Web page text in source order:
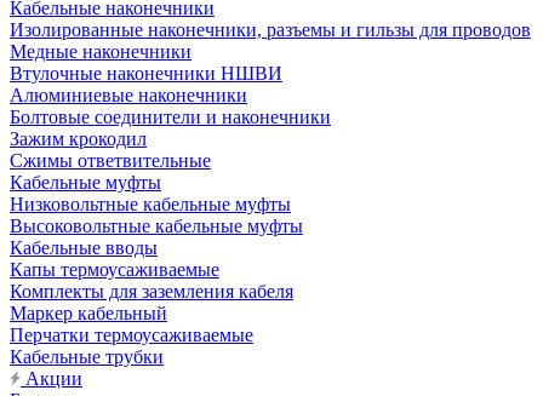
Кабельные наконечники
Изолированные наконечники, разъемы и гильзы для проводов
Медные наконечники
Втулочные наконечники НШВИ
Алюминиевые наконечники
Болтовые соединители и наконечники
Зажим крокодил
Сжимы ответвительные
Кабельные муфты
Низковольтные кабельные муфты
Высоковольтные кабельные муфты
Кабельные вводы
Капы термоусаживаемые
Комплекты для заземления кабеля
Маркер кабельный
Перчатки термоусаживаемые
Кабельные трубки
Акции